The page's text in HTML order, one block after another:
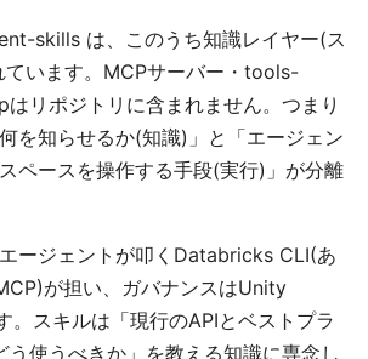
skills は、このうち知識レイヤー(ス
ています。MCPサーバー・tools-
リポジトリに含まれません。つまり
を知らせるか(知識)」と「エージェン
ペースを操作する手段(実行)」が分離
ージェントが叩くDatabricks CLI(あ
が担い、ガバナンスはUnity
。スキルは「現行のAPIとベストプラ
う使うべきか」を教える知識に専念し